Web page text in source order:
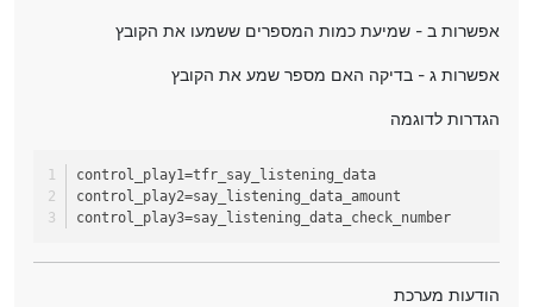
אפשרות ב - שמיעת כמות המספרים ששמעו את הקובץ
אפשרות ג - בדיקה האם מספר שמע את הקובץ
הגדרות לדוגמה
control_play1=tfr_say_listening_data
control_play2=say_listening_data_amount
control_play3=say_listening_data_check_number
הודעות מערכת